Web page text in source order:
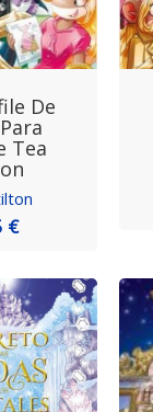
De
Tea
€